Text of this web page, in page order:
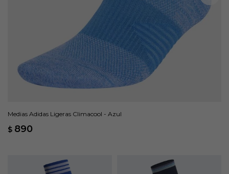
Medias Adidas Ligeras Climacool - Azul
$ 890